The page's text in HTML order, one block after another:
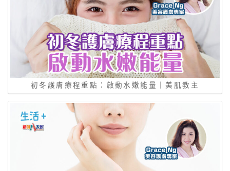
初冬護膚療程重點：啟動水嫩能量｜美肌教主